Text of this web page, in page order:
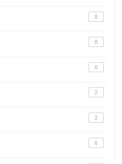
8
8
6
2
2
6